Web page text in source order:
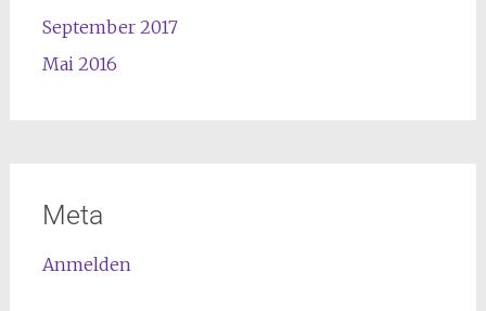
September 2017
Mai 2016
Meta
Anmelden